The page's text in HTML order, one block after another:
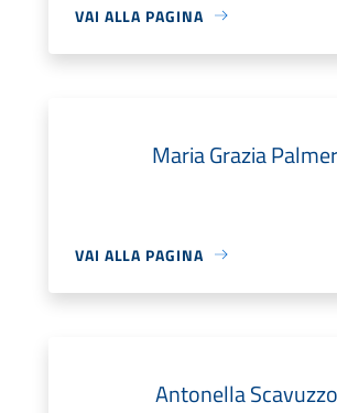
VAI ALLA PAGINA
Maria Grazia
VAI ALLA PAGINA
Antonella Scavuzzo